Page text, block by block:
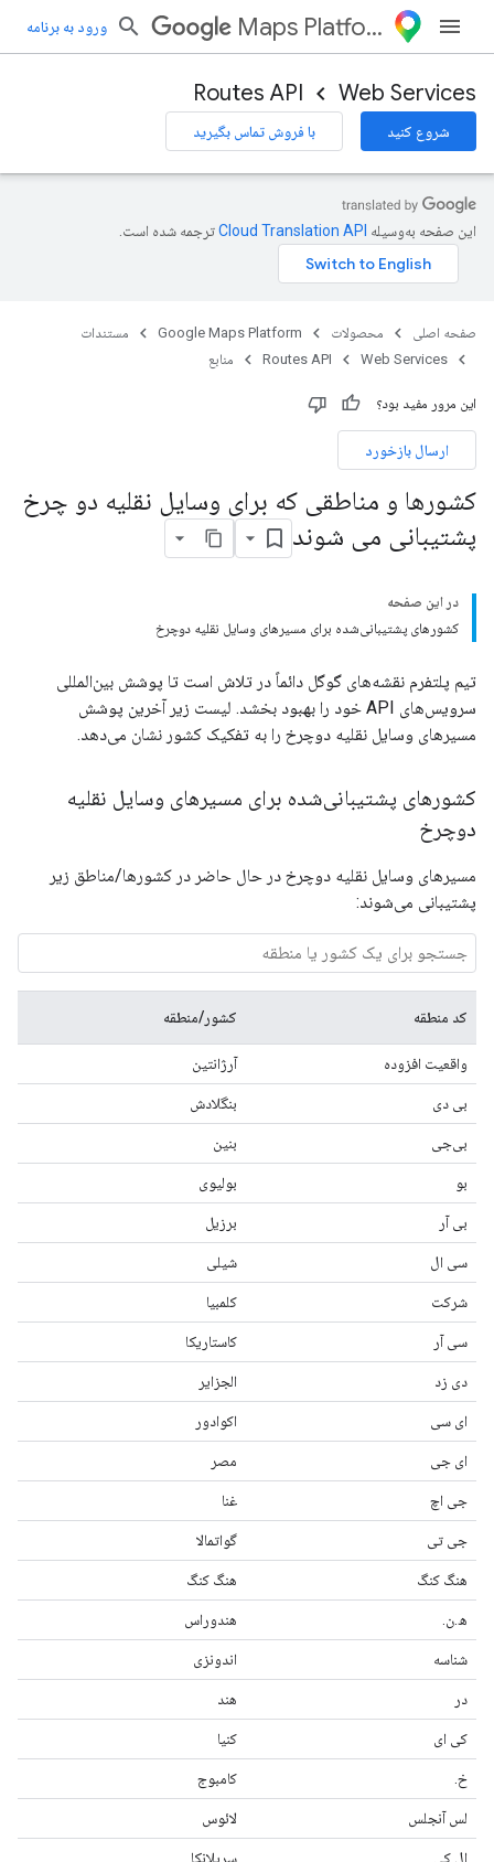
Maps Platform ورود به برنامه
Web Services
Routes API
شروع کنید با فروش تماس بگیرید
این صفحه به‌وسیله ترجمه شده است.
صفحه اصلی محصولات Google Maps Platform
مستندات
Web Services
Routes API منابع
این مرور مفید بود؟
ارسال بازخورد
کشورها و مناطقی که برای وسایل نقلیه دو چرخ
پشتیبانی می شوند
در این صفحه
کشورهای پشتیبانی‌شده برای مسیرهای وسایل نقلیه دوچرخ
تیم پلتفرم نقشه‌های گوگل دائماً در تلاش است تا پوشش بین‌المللی
سرویس‌های API خود را بهبود بخشد. لیست زیر آخرین پوشش
مسیرهای وسایل نقلیه دوچرخ را به تفکیک کشور نشان می‌دهد.
کشورهای پشتیبانی‌شده برای مسیرهای وسایل نقلیه
دوچرخ
مسیرهای وسایل نقلیه دوچرخ در حال حاضر در کشورها/مناطق زیر
پشتیبانی می‌شوند:
کد منطقه کشور/منطقه
واقعیت افزوده آرژانتین
بی دی بنگلادش
بی‌جی بنین
بو بولیوی
بی آر برزیل
سی ال شیلی
شرکت کلمبیا
سی آر کاستاریکا
دی زد الجزایر
ای سی اکوادور
ای جی مصر
جی اچ غنا
جی تی گواتمالا
هنگ کنگ هنگ کنگ
ه.ن. هندوراس
شناسه اندونزی
در هند
کی ای کنیا
خ. کامبوج
لس آنجلس لائوس
ال کی سریلانکا